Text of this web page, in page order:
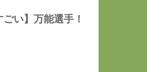
ごい】万能選手！